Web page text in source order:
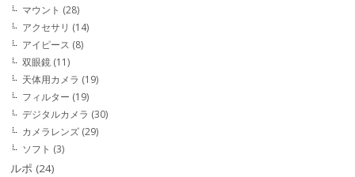
マウント (28)
アクセサリ (14)
アイピース (8)
双眼鏡 (11)
天体用カメラ (19)
フィルター (19)
デジタルカメラ (30)
カメラレンズ (29)
ソフト (3)
ルポ (24)